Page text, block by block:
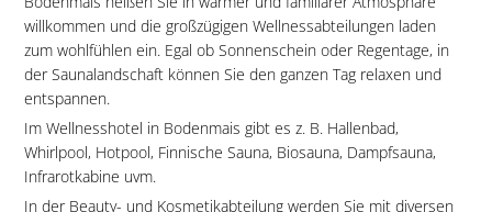
willkommen und die großzügigen Wellnessabteilungen laden
zum wohlfühlen ein. Egal ob Sonnenschein oder Regentage, in
der Saunalandschaft können Sie den ganzen Tag relaxen und
entspannen.
Im Wellnesshotel in Bodenmais gibt es z. B. Hallenbad,
Whirlpool, Hotpool, Finnische Sauna, Biosauna, Dampfsauna,
Infrarotkabine uvm.
In der Beauty- und Kosmetikabteilung werden Sie mit diversen